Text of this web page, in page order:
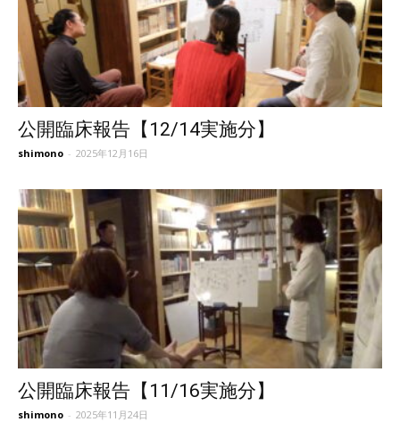
公開臨床報告【12/14実施分】
shimono - 2025年12月16日
公開臨床報告【11/16実施分】
shimono - 2025年11月24日